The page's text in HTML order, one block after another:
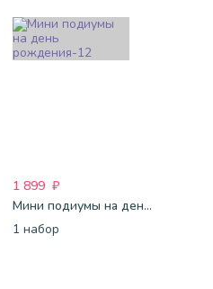
1 899 ₽
Мини подиумы на день рождения-12
1 набор